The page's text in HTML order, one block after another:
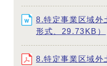
8.特定事業区域外
形式、29.73KB）
8.特定事業区域外